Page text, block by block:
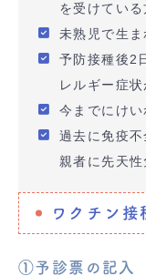
を受けている
未熟児で生
予防接種後2
レルギー症
今までにけ
過去に免疫
親者に先天
ワクチン接
①予診票の記入